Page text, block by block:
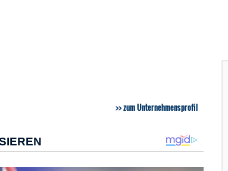
zum Unternehmensprofil